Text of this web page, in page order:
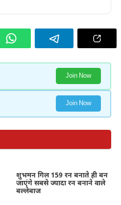
Join Now
Join Now
शुभमन गिल 159 रन बनाते ही बन
जाएंगे सबसे ज्यादा रन बनाने वाले
बल्लेबाज